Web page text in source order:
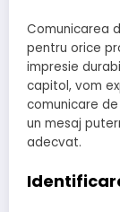
Comunicarea
pentru orice
impresie
capitol, vom
comunicare
un mesaj
adecvat.